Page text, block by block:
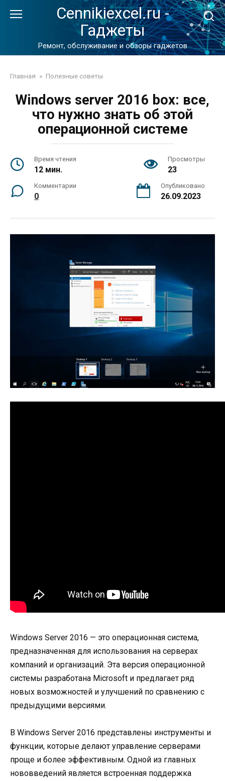
Cennikiexcel.ru -
Гаджеты
Ремонт, обслуживание и обзоры гаджетов
Главная » Полезные советы
Windows server 2016 box: все,
что нужно знать об этой
операционной системе
Время чтения
12 мин.
Просмотры
23
Комментарии
0
Опубликовано
26.09.2023
Windows Server 2016 — это операционная система,
предназначенная для использования на серверах
компаний и организаций. Эта версия операционной
системы разработана Microsoft и предлагает ряд
новых возможностей и улучшений по сравнению с
предыдущими версиями.
В Windows Server 2016 представлены инструменты и
функции, которые делают управление серверами
проще и более эффективным. Одной из главных
нововведений является встроенная поддержка